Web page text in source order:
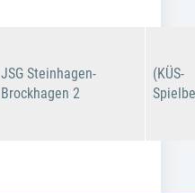
JSG Steinhagen-
Brockhagen 2
(KÜS-